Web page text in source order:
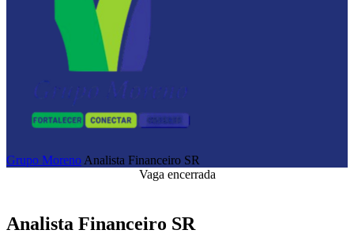
Grupo Moreno Analista Financeiro SR
Vaga encerrada
Analista Financeiro SR